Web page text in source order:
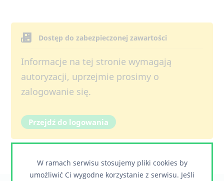
Dostęp do zabezpieczonej zawartości
Informacje na tej stronie wymagają
autoryzacji, uprzejmie prosimy o
zalogowanie się.
Przejdź do logowania
W ramach serwisu stosujemy pliki cookies by
umożliwić Ci wygodne korzystanie z serwisu. Jeśli